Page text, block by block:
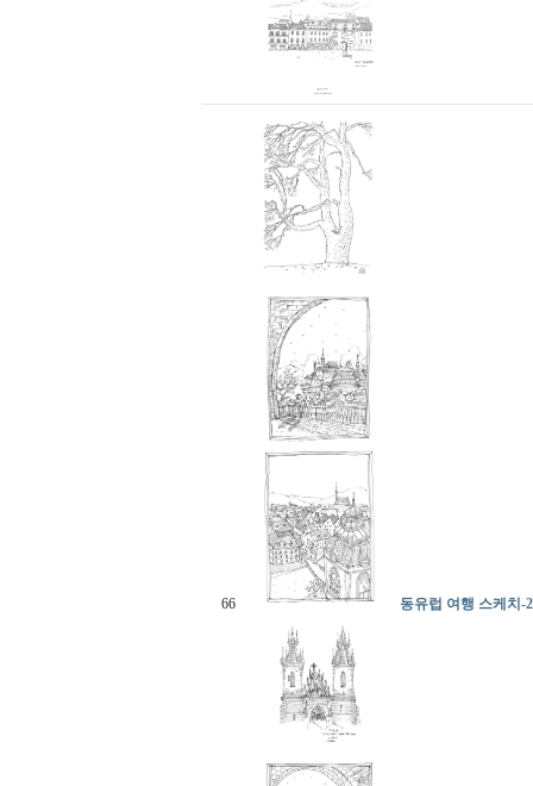
66 동유럽 여행 스케치-2